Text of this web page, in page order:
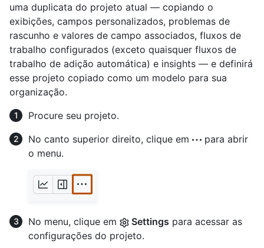
uma duplicata do projeto atual — copiando o
exibições, campos personalizados, problemas de
rascunho e valores de campo associados, fluxos de
trabalho configurados (exceto quaisquer fluxos de
trabalho de adição automática) e insights — e definirá
esse projeto copiado como um modelo para sua
organização.
Procure seu projeto.
No canto superior direito, clique em
para abrir
o menu.
No menu, clique em Settings para acessar as
configurações do projeto.